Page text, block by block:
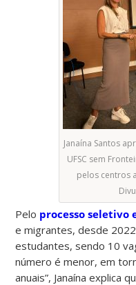
Janaína Santos
UFSC sem
pelos centros
Pelo processo seletivo
e migrantes, desde
estudantes, sendo 10
número é menor, em
anuais”, Janaína explica